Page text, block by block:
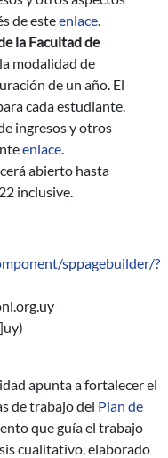
de esteenlace.
la Facultad de
modalidad de
de un año. El
cada estudiante.
ingresos y otros
enlace.
abierto hasta
inclusive.
sppagebuilder/?
apunta a fortalecer el
de trabajo del Plan de
que guía el trabajo
cualitativo, elaborado